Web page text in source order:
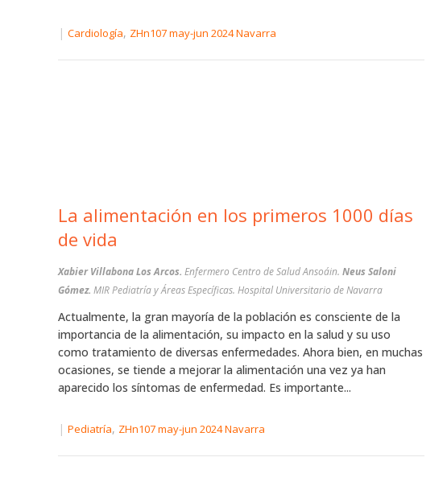
| Cardiología, ZHn107 may-jun 2024 Navarra
La alimentación en los primeros 1000 días
de vida
Xabier Villabona Los Arcos. Enfermero Centro de Salud Ansoáin. Neus Saloni
Gómez. MIR Pediatría y Áreas Específicas. Hospital Universitario de Navarra
Actualmente, la gran mayoría de la población es consciente de la
importancia de la alimentación, su impacto en la salud y su uso
como tratamiento de diversas enfermedades. Ahora bien, en muchas
ocasiones, se tiende a mejorar la alimentación una vez ya han
aparecido los síntomas de enfermedad. Es importante...
| Pediatría, ZHn107 may-jun 2024 Navarra